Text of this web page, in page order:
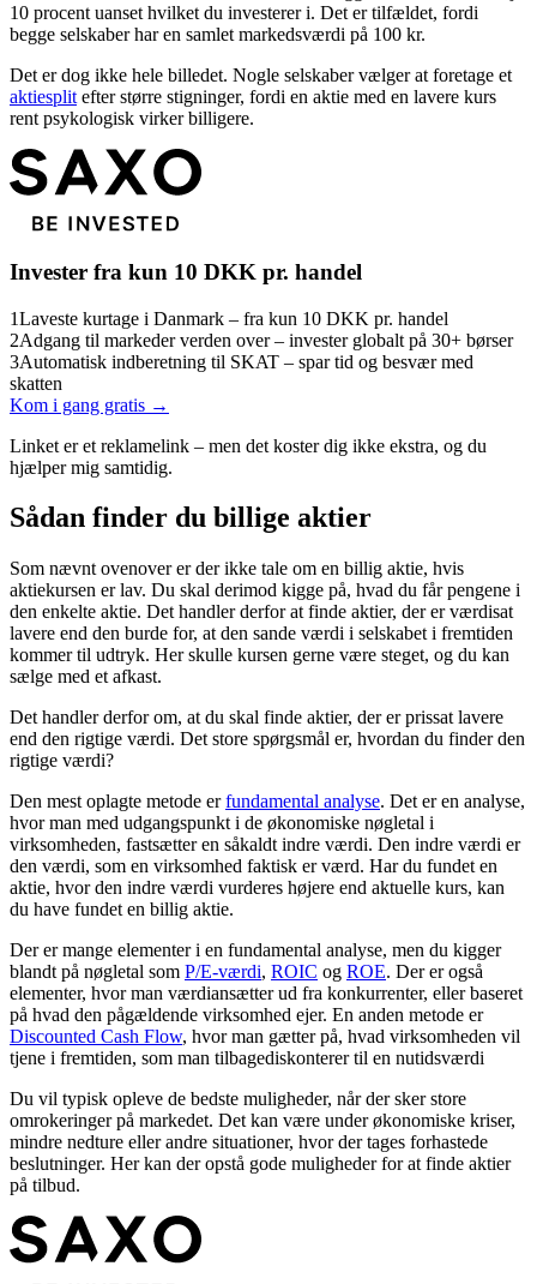
10 procent uanset hvilket du investerer i. Det er tilfældet, fordi
begge selskaber har en samlet markedsværdi på 100 kr.
Det er dog ikke hele billedet. Nogle selskaber vælger at foretage et
aktiesplit efter større stigninger, fordi en aktie med en lavere kurs
rent psykologisk virker billigere.
Invester fra kun 10 DKK pr. handel
1Laveste kurtage i Danmark – fra kun 10 DKK pr. handel
2Adgang til markeder verden over – invester globalt på 30+ børser
3Automatisk indberetning til SKAT – spar tid og besvær med
skatten
Kom i gang gratis →
Linket er et reklamelink – men det koster dig ikke ekstra, og du
hjælper mig samtidig.
Sådan finder du billige aktier
Som nævnt ovenover er der ikke tale om en billig aktie, hvis
aktiekursen er lav. Du skal derimod kigge på, hvad du får pengene i
den enkelte aktie. Det handler derfor at finde aktier, der er værdisat
lavere end den burde for, at den sande værdi i selskabet i fremtiden
kommer til udtryk. Her skulle kursen gerne være steget, og du kan
sælge med et afkast.
Det handler derfor om, at du skal finde aktier, der er prissat lavere
end den rigtige værdi. Det store spørgsmål er, hvordan du finder den
rigtige værdi?
Den mest oplagte metode erfundamental analyse. Det er en analyse,
hvor man med udgangspunkt i de økonomiske nøgletal i
virksomheden, fastsætter en såkaldt indre værdi. Den indre værdi er
den værdi, som en virksomhed faktisk er værd. Har du fundet en
aktie, hvor den indre værdi vurderes højere end aktuelle kurs, kan
du have fundet en billig aktie.
Der er mange elementer i en fundamental analyse, men du kigger
blandt på nøgletal som P/E-værdi, ROIC og ROE. Der er også
elementer, hvor man værdiansætter ud fra konkurrenter, eller baseret
på hvad den pågældende virksomhed ejer. En anden metode er
Discounted Cash Flow, hvor man gætter på, hvad virksomheden vil
tjene i fremtiden, som man tilbagediskonterer til en nutidsværdi
Du vil typisk opleve de bedste muligheder, når der sker store
omrokeringer på markedet. Det kan være under økonomiske kriser,
mindre nedture eller andre situationer, hvor der tages forhastede
beslutninger. Her kan der opstå gode muligheder for at finde aktier
på tilbud.